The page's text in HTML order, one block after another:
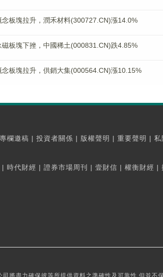
念板塊拉升，潤禾材料(300727.CN)漲14.0%
磁板塊下挫，中國稀土(000831.CN)跌4.85%
念板塊拉升，供銷大集(000564.CN)漲10.15%
專欄邀稿 | 投資者關係 | 版權聲明 | 重要聲明 | 私
| 時代財經 | 證券市場周刊 | 壹財信 | 權衡財經 |